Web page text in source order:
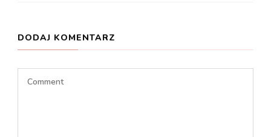
DODAJ KOMENTARZ